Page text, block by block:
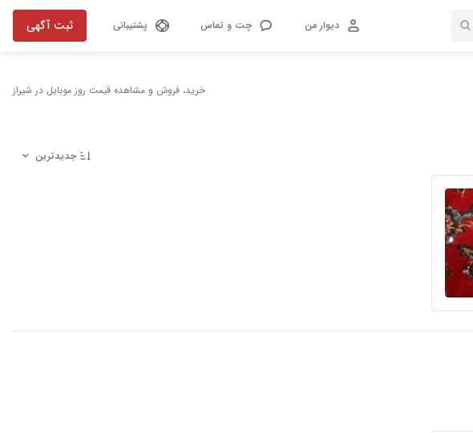
دیوار من چت و تماس پشتیبانی ثبت آگهی
خرید، فروش و مشاهده قیمت روز موبایل در شیراز
جدیدترین